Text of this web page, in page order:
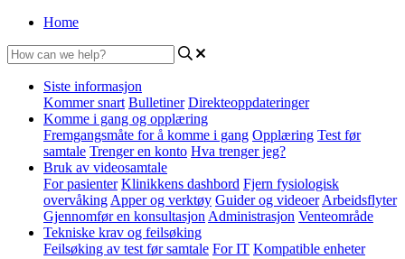
Home
Siste informasjon
Kommer snart Bulletiner Direkteoppdateringer
Komme i gang og opplæring
Fremgangsmåte for å komme i gang Opplæring Test før
samtale Trenger en konto Hva trenger jeg?
Bruk av videosamtale
For pasienter Klinikkens dashbord Fjern fysiologisk
overvåking Apper og verktøy Guider og videoer Arbeidsflyter
Gjennomfør en konsultasjon Administrasjon Venteområde
Tekniske krav og feilsøking
Feilsøking av test før samtale For IT Kompatible enheter